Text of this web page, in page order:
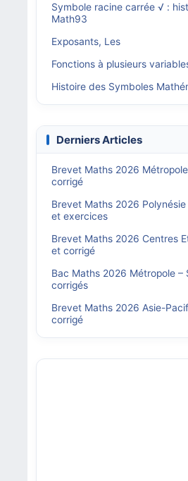
Symbole racine carrée √ :
Math93
Exposants, Les
Fonctions à plusieurs
Histoire des Symboles
Derniers Articles
Brevet Maths 2026
corrigé
Brevet Maths 2026
et exercices
Brevet Maths 2026 Centres
et corrigé
Bac Maths 2026 Métropole –
corrigés
Brevet Maths 2026 Asie-
corrigé